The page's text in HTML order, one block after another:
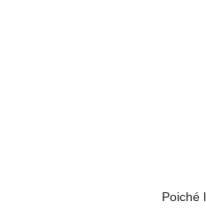
Poiché